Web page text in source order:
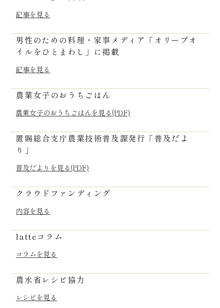
記事を見る
男性のための料理・家事メディア「オリーブオ
イルをひとまわし」に掲載
記事を見る
農業女子のおうちごはん
農業女子のおうちごはんを見る(PDF)
置賜総合支庁農業技術普及課発行「普及だよ
り」
普及だよりを見る(PDF)
クラウドファンディング
内容を見る
latteコラム
コラムを見る
農水省レシピ協力
レシピを見る